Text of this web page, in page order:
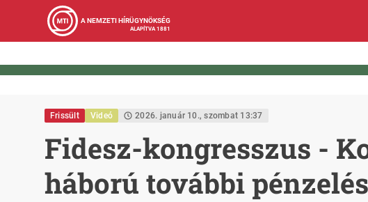
A NEMZETI HÍRÜGYNÖKSÉG
ALAPÍTVA 1881
Frissült Videó 2026. január 10., szombat 13:37
Fidesz-kongresszus -
háború további